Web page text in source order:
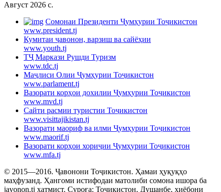
Август 2026 c.
Cомонаи Президенти Ҷумҳурии Тоҷикистон
www.president.tj
Кумитаи ҷавонон, варзиш ва сайёҳии
www.youth.tj
ТҶ Маркази Рушди Туризм
www.tdc.tj
Маҷлиси Олии Ҷумҳурии Тоҷикистон
www.parlament.tj
Вазорати корҳои дохилии Ҷумҳурии Тоҷикистон
www.mvd.tj
Сайти расмии туристии Тоҷикистон
www.visittajikistan.tj
Вазорати маориф ва илми Ҷумҳурии Тоҷикистон
www.maorif.tj
Вазорати корҳои хориҷии Ҷумҳурии Тоҷикистон
www.mfa.tj
© 2015—2016. Ҷавонони Тоҷикистон. Ҳамаи ҳуқуқҳо
маҳфузанд. Ҳангоми истифодаи матолиби сомона ишора ба
javonon.tj ҳатмист. Суроға: Тоҷикистон, Душанбе, хиёбони